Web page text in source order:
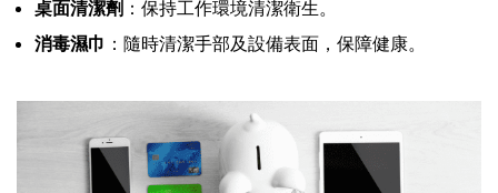
桌面清潔劑 ：保持工作環境清潔衛生。
消毒濕巾 ：隨時清潔手部及設備表面，保障健康。